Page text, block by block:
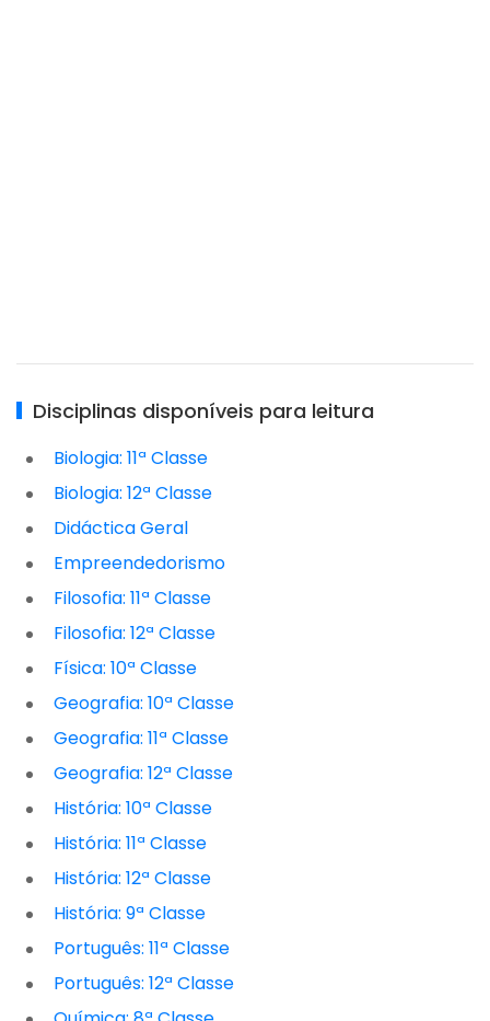
Disciplinas disponíveis para leitura
Biologia: 11ª Classe
Biologia: 12ª Classe
Didáctica Geral
Empreendedorismo
Filosofia: 11ª Classe
Filosofia: 12ª Classe
Física: 10ª Classe
Geografia: 10ª Classe
Geografia: 11ª Classe
Geografia: 12ª Classe
História: 10ª Classe
História: 11ª Classe
História: 12ª Classe
História: 9ª Classe
Português: 11ª Classe
Português: 12ª Classe